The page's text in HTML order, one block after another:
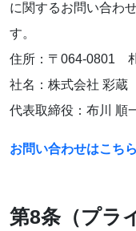
に関するお問い合わ
す。
住所：〒064-0801
社名：株式会社 彩蔵
代表取締役：布川 順
お問い合わせはこち
第8条（プラ